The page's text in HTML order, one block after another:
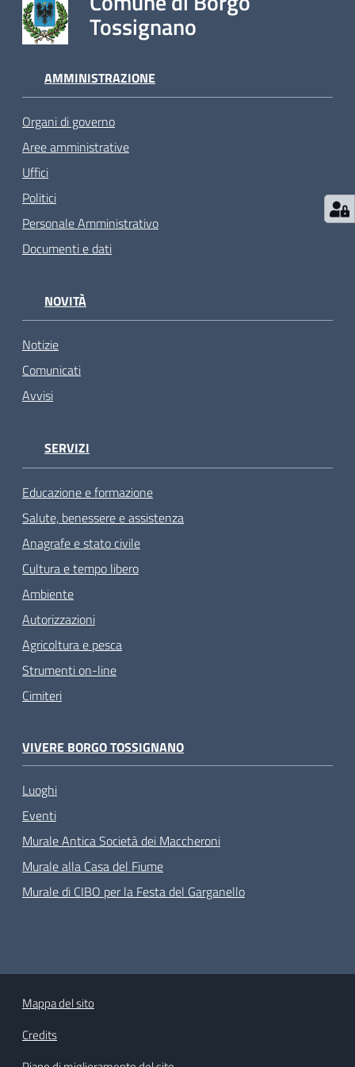
Tossignano
AMMINISTRAZIONE
Organi di governo
Aree amministrative
Uffici
Politici
Personale Amministrativo
Documenti e dati
NOVITÀ
Notizie
Comunicati
Avvisi
SERVIZI
Educazione e formazione
Salute, benessere e assistenza
Anagrafe e stato civile
Cultura e tempo libero
Ambiente
Autorizzazioni
Agricoltura e pesca
Strumenti on-line
Cimiteri
VIVERE BORGO TOSSIGNANO
Luoghi
Eventi
Murale Antica Società dei Maccheroni
Murale alla Casa del Fiume
Murale di CIBO per la Festa del Garganello
Mappa del sito
Credits